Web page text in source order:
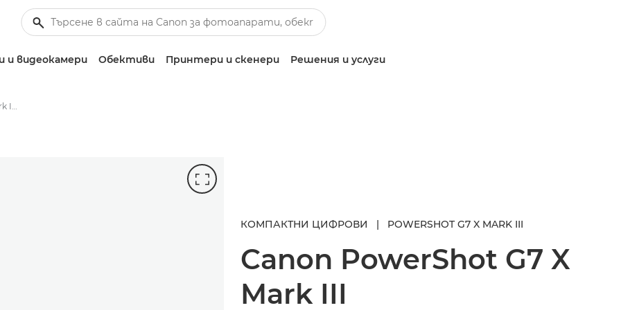
видеокамери Обективи Принтери и скенери Решения и услуги
Canon PowerShot G7 X Mark III – фотоапарати
КОМПАКТНИ ЦИФРОВИ | POWERSHOT G7 X MARK III
Canon PowerShot G7 X
Mark III